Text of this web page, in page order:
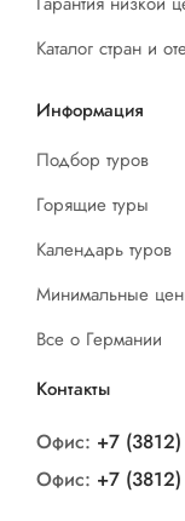
Каталог стран и
Информация
Подбор туров
Горящие туры
Календарь туров
Минимальные
Все о Германии
Контакты
Офис: +7
Офис: +7